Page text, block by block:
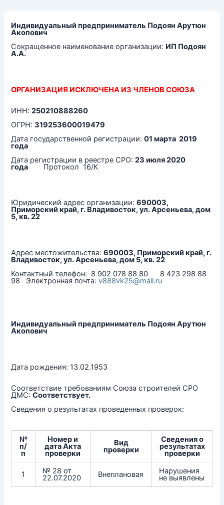
Индивидуальный предприниматель Подоян Арутюн
Акопович
Сокращенное наименование организации: ИП Подоян
А.А.
ОРГАНИЗАЦИЯ ИСКЛЮЧЕНА ИЗ ЧЛЕНОВ СОЮЗА
ИНН:250210888260
ОГРН:319253600019479
Дата государственной регистрации:01 марта 2019
года
Дата регистрации в реестре СРО:23 июля 2020
года Протокол 16/К
Юридический адрес организации:690003,
Приморский край, г. Владивосток, ул. Арсеньева, дом
5, кв. 22
Адрес местожительства:690003, Приморский край, г.
Владивосток, ул. Арсеньева, дом 5, кв. 22
Контактный телефон: 8 902 078 88 80 8 423 298 88
98 Электронная почта:v888vk25@mail.ru
Индивидуальный предприниматель Подоян Арутюн
Акопович
Дата рождения: 13.02.1953
Соответствие требованиям Союза строителей СРО
ДМС:Соответствует.
Сведения о результатах проведенных проверок:
№
п/
п
Номер и
дата Акта
проверки
Вид
проверки
Сведения о
результатах
проверки
1 № 28 от
22.07.2020 Внеплановая Нарушения
не выявлены